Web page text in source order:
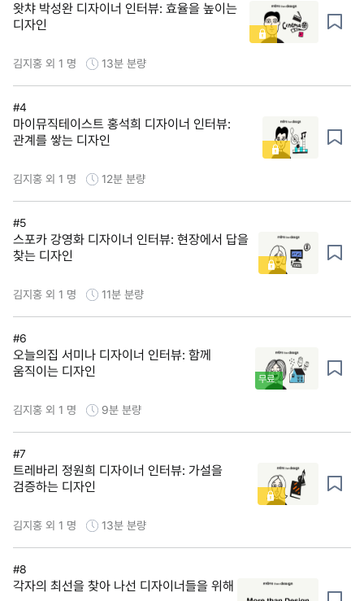
왓챠 박성완 디자이너 인터뷰: 효율을 높이는
디자인
김지홍 외 1 명 13분 분량
#4
마이뮤직테이스트 홍석희 디자이너 인터뷰:
관계를 쌓는 디자인
김지홍 외 1 명 12분 분량
#5
스포카 강영화 디자이너 인터뷰: 현장에서 답을
찾는 디자인
김지홍 외 1 명 11분 분량
#6
오늘의집 서미나 디자이너 인터뷰: 함께
움직이는 디자인
무료
김지홍 외 1 명 9분 분량
#7
트레바리 정원희 디자이너 인터뷰: 가설을
검증하는 디자인
김지홍 외 1 명 13분 분량
#8
각자의 최선을 찾아 나선 디자이너들을 위해